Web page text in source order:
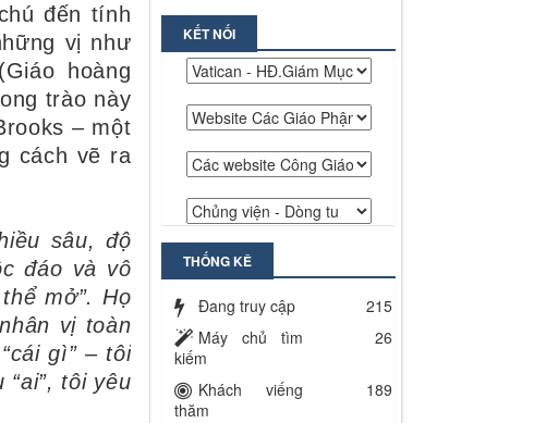
đến tính
vị như
hoàng
trào này
– một
cách vẽ ra
sâu, độ
đáo và vô
mở”. Họ
vị toàn
gì” – tôi
“ai”, tôi yêu
KẾT NỐI
THỐNG KÊ
Đang truy cập
215
Máy chủ tìm
kiếm
26
Khách viếng
thăm
189